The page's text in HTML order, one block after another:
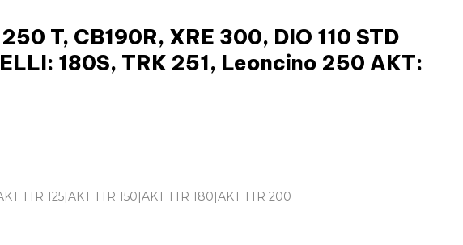
T, CB190R, XRE 300, DIO 110 STD
180S, TRK 251, Leoncino 250 AKT:
TTR 125|AKT TTR 150|AKT TTR 180|AKT TTR 200